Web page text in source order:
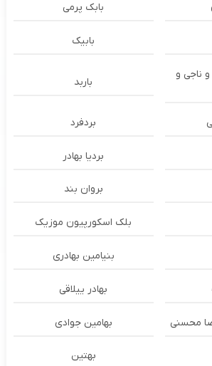
بابک پرمی
بابیک
ناجی و
باربد
بردفرد
بردیا بهادر
بروان بند
بلک اسکورپیون موزیک
بنیامین بهادری
بهادر ییلاقی
محسنی بهامین جوادی
بهتین